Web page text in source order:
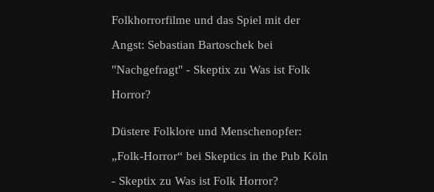
Folkhorrorfilme und das Spiel mit der
Angst: Sebastian Bartoschek bei
"Nachgefragt" - Skeptix zu Was ist Folk
Horror?
Düstere Folklore und Menschenopfer:
„Folk-Horror“ bei Skeptics in the Pub Köln
- Skeptix zu Was ist Folk Horror?